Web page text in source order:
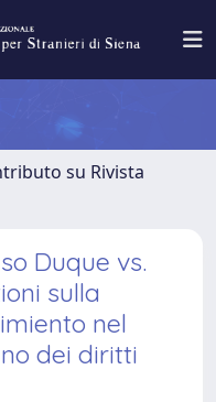
su Rivista
Duque vs.
sulla
nel
dei diritti